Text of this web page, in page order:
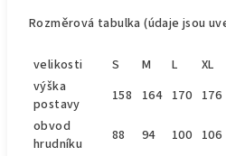
Rozměrová tabulka (údaje jsou
velikosti S M L XL
výška
postavy
158 164 170 176
obvod
hrudníku
88 94 100 106